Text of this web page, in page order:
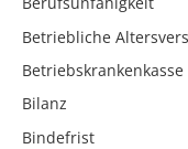
Betriebliche
Betriebskrankenkasse
Bilanz
Bindefrist